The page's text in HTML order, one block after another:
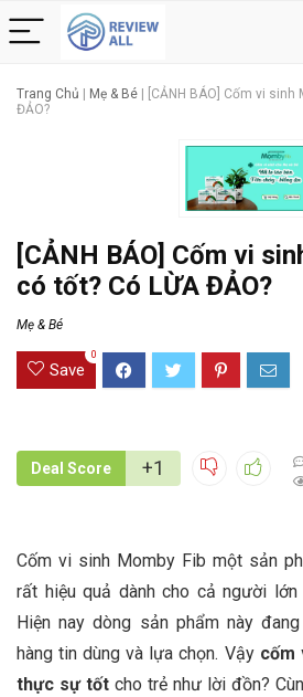
Trang Chủ Mẹ & Bé
[CẢNH BÁO] Cốm vi sinh
ĐẢO?
[CẢNH BÁO] Cốm vi
có tốt? Có LỪA ĐẢO?
Mẹ & Bé
Save
0
Deal Score +1
Cốm vi sinh Momby Fib một sản
rất hiệu quả dành cho cả người
Hiện nay dòng sản phẩm này
hàng tin dùng và lựa chọn. Vậy cốm
thực sự tốt cho trẻ như lời đồn?